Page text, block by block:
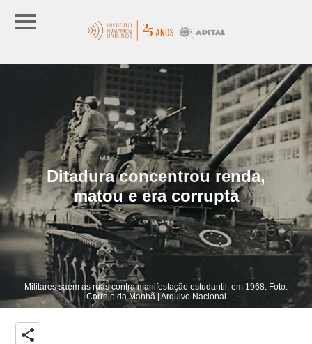
Ditadura concentrou renda,
matou e era corrupta
Militares saem às ruas contra manifestação estudantil, em 1968. Foto:
Correio da Manhã | Arquivo Nacional
share